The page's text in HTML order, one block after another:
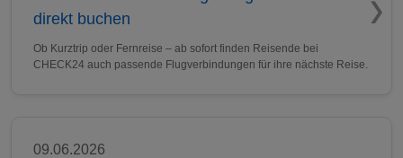
direkt buchen
Ob Kurztrip oder Fernreise – ab sofort finden Reisende bei
CHECK24 auch passende Flugverbindungen für ihre nächste Reise.
09.06.2026